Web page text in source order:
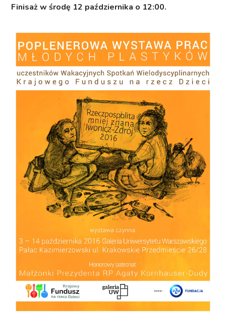
Finisaż w środę 12 października o 12:00.